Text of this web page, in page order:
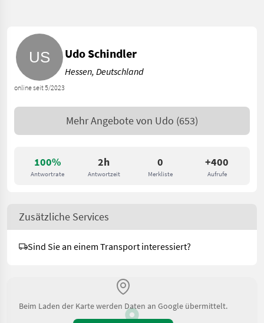
100%
Antwortrate
2h
Antwortzeit
0
Merkliste
+400
Aufrufe
online seit 5/2023
Udo Schindler
Hessen, Deutschland
Mehr Angebote von Udo (653)
Zusätzliche Services
Sind Sie an einem Transport interessiert?
Beim Laden der Karte werden Daten an Google übermittelt.